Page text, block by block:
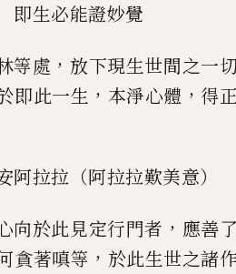
即生必能證妙覺
等處 ，放下現生世間之一
即此一生 ， 本淨心體 ， 得
阿拉拉（阿拉拉歎美意）
向於此見定行門者 ， 應善
貪著嗔等 ， 於此生世之諸